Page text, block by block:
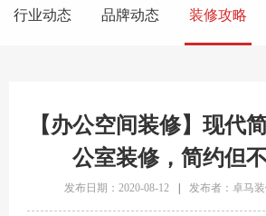
行业动态 品牌动态 装修攻略
【办公空间装修】现代
公室装修，简约但
发布日期：2020-08-12 发布者：卓马